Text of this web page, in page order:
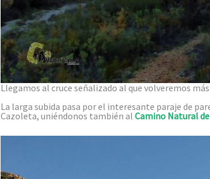
Llegamos al cruce señalizado al que volveremos
La larga subida pasa por el interesante paraje de
Cazoleta, uniéndonos también al Camino Natural